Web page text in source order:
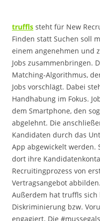
truffls steht für New
Finden statt Suchen soll
einem angenehmen und
Jobs zusammenbringen.
Matching-Algorithmus,
Jobs vorschlägt. Dabei
Handhabung im Fokus.
dem Smartphone, den
abgelehnt. Die
Kandidaten durch das
App abgewickelt werden.
dort ihre
Recruitingprozess von
Vertragsangebot abbilden.
Außerdem hat truffls
Diskriminierung bzw.
engagiert. Die